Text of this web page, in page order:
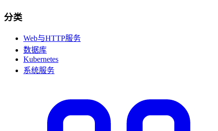
分类
Web与HTTP服务
数据库
Kubernetes
系统服务